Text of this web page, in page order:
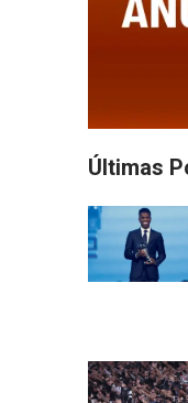
Últimas